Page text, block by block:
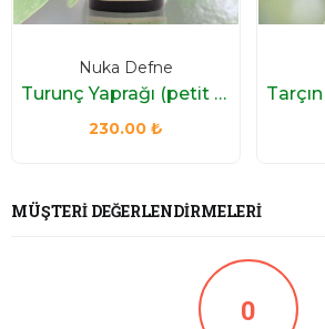
Turunç Yaprağı (petit Grain) Yağı 10 Ml
Nuka Defne
230.00 ₺
MÜŞTERI DEĞERLENDIRMELERI
0